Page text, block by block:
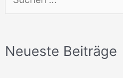
u
h
Neueste Beiträge